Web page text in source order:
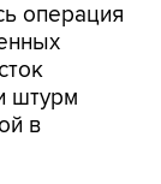
операция
штурм
в